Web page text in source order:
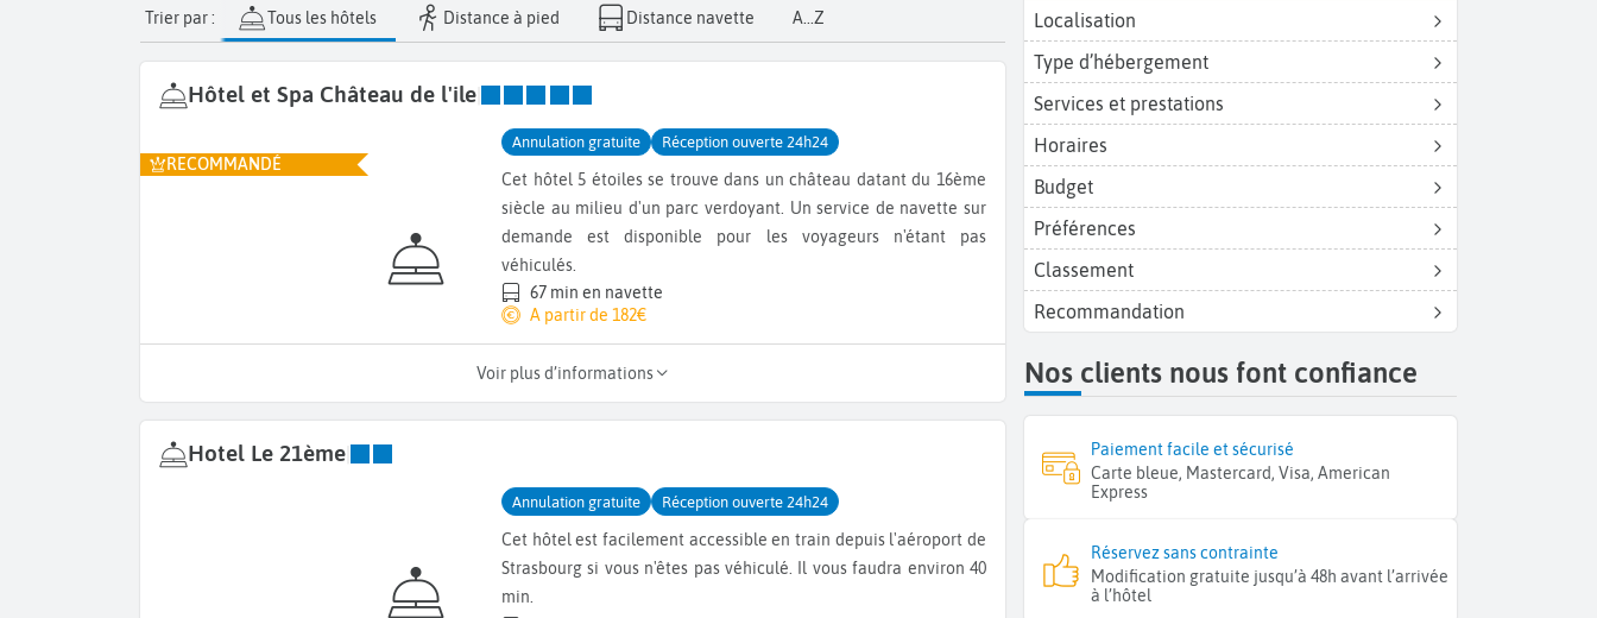
Trier par : Tous les hôtels Distance à pied Distance navette A...Z
Hôtel et Spa Château de l'ile
RECOMMANDÉ
Annulation gratuite Réception ouverte 24h24
Cet hôtel 5 étoiles se trouve dans un château datant du 16ème
siècle au milieu d'un parc verdoyant. Un service de navette sur
demande est disponible pour les voyageurs n'étant pas
véhiculés.
67 min en navette
A partir de 182€
Voir plus d’informations
Hotel Le 21ème
Annulation gratuite Réception ouverte 24h24
Cet hôtel est facilement accessible en train depuis l'aéroport de
Strasbourg si vous n'êtes pas véhiculé. Il vous faudra environ 40
min.
Localisation
Type d’hébergement
Services et prestations
Horaires
Budget
Préférences
Classement
Recommandation
Nos clients nous font confiance
Paiement facile et sécurisé
Carte bleue, Mastercard, Visa, American
Express
Réservez sans contrainte
Modification gratuite jusqu’à 48h avant l’arrivée
à l’hôtel